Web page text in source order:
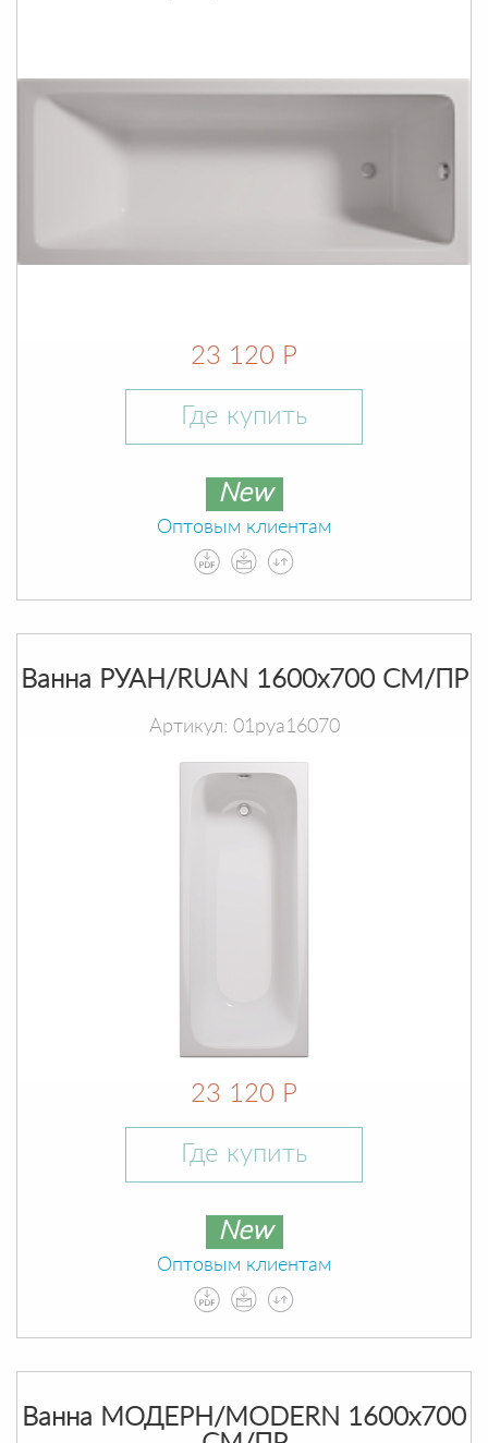
23 120 Р
Где купить
New
Оптовым клиентам
Ванна РУАН/RUAN 1600х700 СМ/ПР
Артикул: 01руа16070
23 120 Р
Где купить
New
Оптовым клиентам
Ванна МОДЕРН/MODERN 1600х700